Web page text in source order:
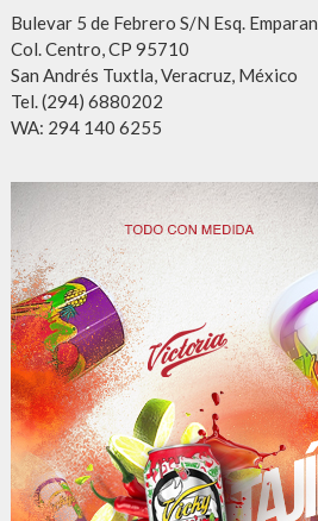
Bulevar 5 de Febrero S/N Esq. Emparan
Col. Centro, CP 95710
San Andrés Tuxtla, Veracruz, México
Tel. (294) 6880202
WA: 294 140 6255